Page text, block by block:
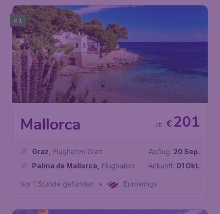
# 1
Mallorca €201
ab
Graz
Flughafen Graz
Palma de Mallorca
Flughafen
Abflug: 20 Sep.
Ankunft: 01 Okt.
Vor 1 Stunde gefunden • Eurowings